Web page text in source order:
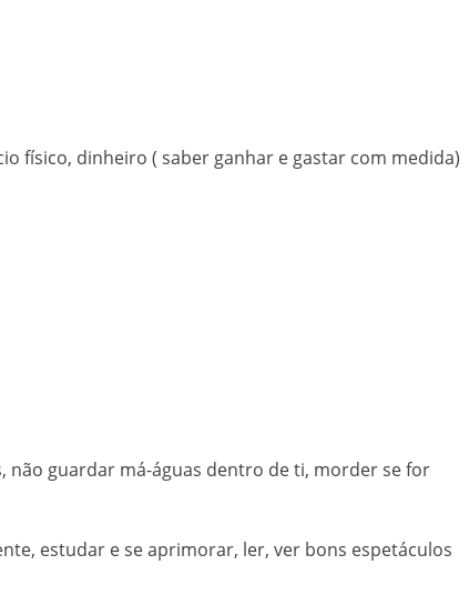
físico, dinheiro ( saber ganhar e gastar com medida)
não guardar má-águas dentro de ti, morder se for
estudar e se aprimorar, ler, ver bons espetáculos